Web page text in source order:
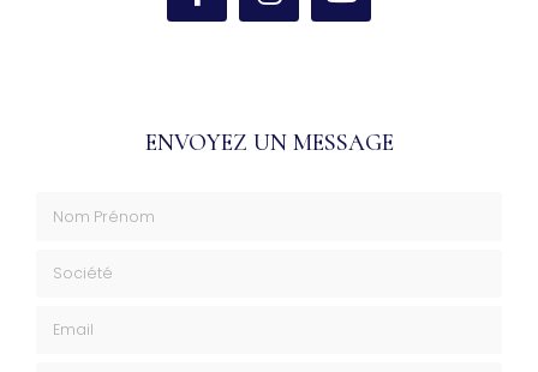
ENVOYEZ UN MESSAGE